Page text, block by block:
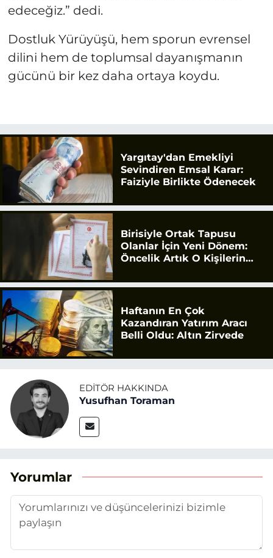
edeceğiz.” dedi.
Dostluk Yürüyüşü, hem sporun evrensel
dilini hem de toplumsal dayanışmanın
gücünü bir kez daha ortaya koydu.
Yargıtay'dan Emekliyi
Sevindiren Emsal Karar:
Faiziyle Birlikte Ödenecek
Birisiyle Ortak Tapusu
Olanlar İçin Yeni Dönem:
Öncelik Artık O Kişilerin
Haftanın En Çok
Kazandıran Yatırım Aracı
Belli Oldu: Altın Zirvede
EDITÖR HAKKINDA
Yusufhan Toraman
Yorumlar